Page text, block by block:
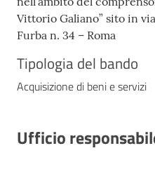
Vittorio Galiano” sito in
Furba n. 34 – Roma
Tipologia del bando
Acquisizione di beni e servizi
Ufficio